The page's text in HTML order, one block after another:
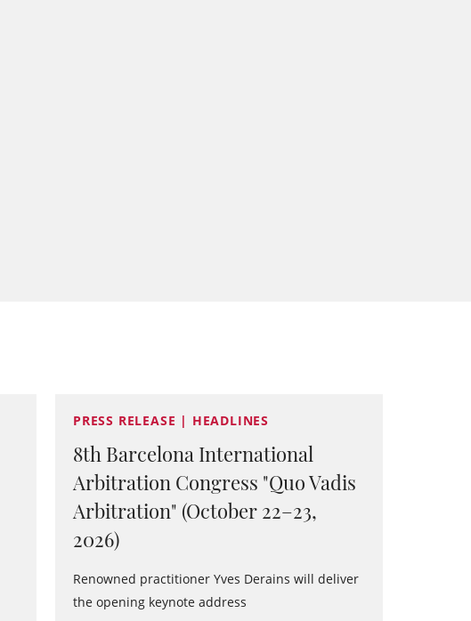
PRESS RELEASE | HEADLINES
8th Barcelona International
Arbitration Congress "Quo Vadis
Arbitration" (October 22–23,
2026)
Renowned practitioner Yves Derains will deliver
the opening keynote address